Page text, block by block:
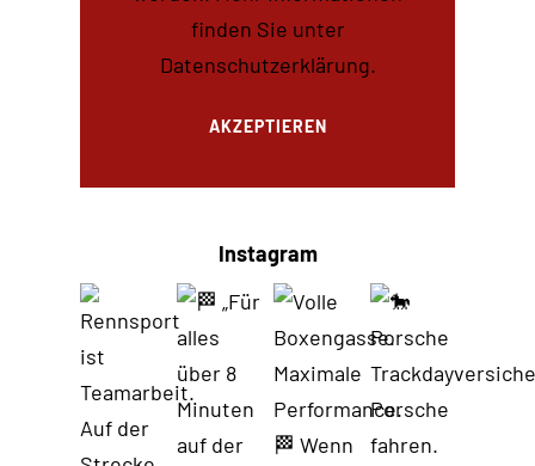
finden Sie unter
Datenschutzerklärung.
AKZEPTIEREN
Instagram